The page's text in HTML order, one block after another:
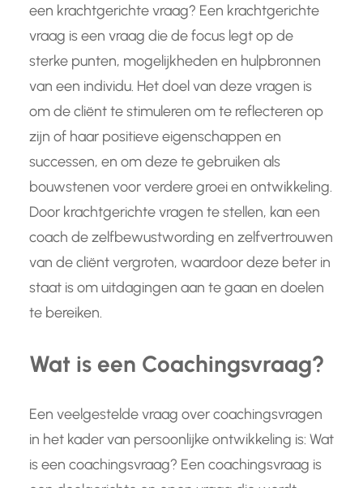
een krachtgerichte vraag? Een krachtgerichte
vraag is een vraag die de focus legt op de
sterke punten, mogelijkheden en hulpbronnen
van een individu. Het doel van deze vragen is
om de cliënt te stimuleren om te reflecteren op
zijn of haar positieve eigenschappen en
successen, en om deze te gebruiken als
bouwstenen voor verdere groei en ontwikkeling.
Door krachtgerichte vragen te stellen, kan een
coach de zelfbewustwording en zelfvertrouwen
van de cliënt vergroten, waardoor deze beter in
staat is om uitdagingen aan te gaan en doelen
te bereiken.
Wat is een Coachingsvraag?
Een veelgestelde vraag over coachingsvragen
in het kader van persoonlijke ontwikkeling is: Wat
is een coachingsvraag? Een coachingsvraag is